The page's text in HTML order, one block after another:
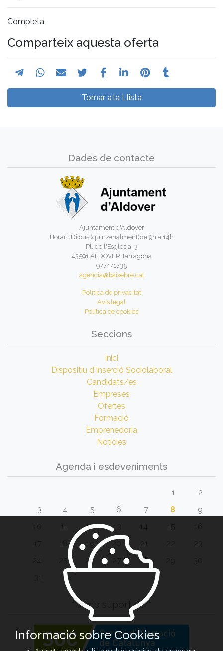
Completa
Comparteix aquesta oferta
Tornar a la Llista
Dades de contacte
Ajuntament d'Aldover
Horari: Dijous (quinzenalment)de 9h a 14h
Pl. de l'Esglesia, 3
43591 ALDOVER Tarragona
977471735
agencia@baixebre.cat
Política de privacitat
Avís legal
Política de cookies
Seccions
Inici
Dispositiu d'Inserció Sociolaboral
Candidats/es
Empreses
Ofertes
Formació
Emprenedoria
Notícies
Agenda i esdeveniments
1
2
3
4 5 6 7 8
9
12 13
20
26 28
Amb suport de
Informació sobre Cookies